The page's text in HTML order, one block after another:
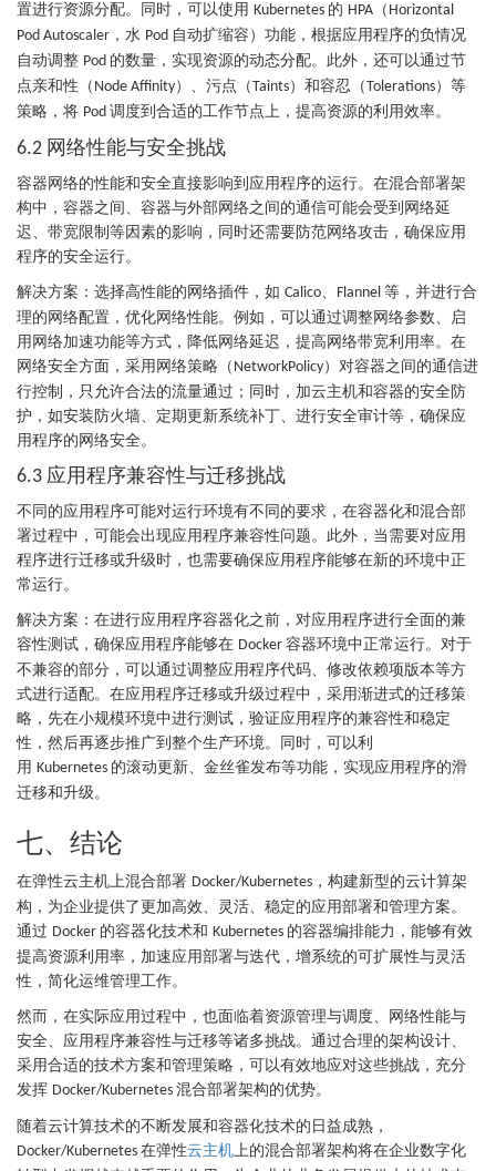
置进行资源分配。同时，可以使用 Kubernetes 的 HPA （ Horizontal
Pod Autoscaler ，水 Pod 自动扩缩容）功能，根据应用程序的负情况
自动调整 Pod 的数量，实现资源的动态分配。此外，还可以通过节
点亲和性（ Node Affinity）、污点（Taints）和容忍（Tolerations）等
策略，将 Pod 调度到合适的工作节点上，提高资源的利用效率。
6.2 网络性能与安全挑战
容器网络的性能和安全直接影响到应用程序的运行。在混合部署架
构中，容器之间、容器与外部网络之间的通信可能会受到网络延
迟、带宽限制等因素的影响，同时还需要防范网络攻击，确保应用
程序的安全运行。
解决方案：选择高性能的网络插件，如 Calico、 Flannel 等，并进行合
理的网络配置，优化网络性能。例如，可以通过调整网络参数、启
用网络加速功能等方式，降低网络延迟，提高网络带宽利用率。在
网络安全方面，采用网络策略（ NetworkPolicy）对容器之间的通信进
行控制，只允许合法的流量通过；同时，加云主机和容器的安全防
护，如安装防火墙、定期更新系统补丁、进行安全审计等，确保应
用程序的网络安全。
6.3 应用程序兼容性与迁移挑战
不同的应用程序可能对运行环境有不同的要求，在容器化和混合部
署过程中，可能会出现应用程序兼容性问题。此外，当需要对应用
程序进行迁移或升级时，也需要确保应用程序能够在新的环境中正
常运行。
解决方案：在进行应用程序容器化之前，对应用程序进行全面的兼
容性测试，确保应用程序能够在 Docker 容器环境中正常运行。对于
不兼容的部分，可以通过调整应用程序代码、修改依赖项版本等方
式进行适配。在应用程序迁移或升级过程中，采用渐进式的迁移策
略，先在小规模环境中进行测试，验证应用程序的兼容性和稳定
性，然后再逐步推广到整个生产环境。同时，可以利
用 Kubernetes 的滚动更新、金丝雀发布等功能，实现应用程序的滑
迁移和升级。
七、结论
在弹性云主机上混合部署 Docker/Kubernetes ，构建新型的云计算架
构，为企业提供了更加高效、灵活、稳定的应用部署和管理方案。
通过 Docker 的容器化技术和 Kubernetes 的容器编排能力，能够有效
提高资源利用率，加速应用部署与迭代，增系统的可扩展性与灵活
性，简化运维管理工作。
然而，在实际应用过程中，也面临着资源管理与调度、网络性能与
安全、应用程序兼容性与迁移等诸多挑战。通过合理的架构设计、
采用合适的技术方案和管理策略，可以有效地应对这些挑战，充分
发挥 Docker/Kubernetes 混合部署架构的优势。
随着云计算技术的不断发展和容器化技术的日益成熟，
Docker/Kubernetes 在弹性云主机上的混合部署架构将在企业数字化